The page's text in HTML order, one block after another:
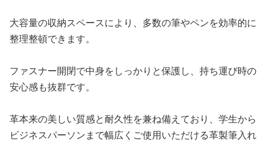
大容量の収納スペースにより、多数の筆やペンを効率的に
整理整頓できます。
ファスナー開閉で中身をしっかりと保護し、持ち運び時の
安心感も抜群です。
革本来の美しい質感と耐久性を兼ね備えており、学生から
ビジネスパーソンまで幅広くご使用いただける革製筆入れ